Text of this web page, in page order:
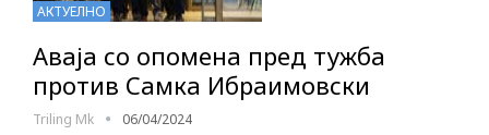
АКТУЕЛНО
Аваја со опомена пред тужба
против Самка Ибраимовски
Triling Mk 06/04/2024